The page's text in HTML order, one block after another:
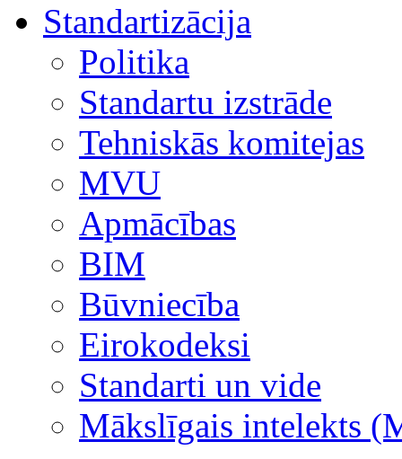
Standartizācija
Politika
Standartu izstrāde
Tehniskās komitejas
MVU
Apmācības
BIM
Būvniecība
Eirokodeksi
Standarti un vide
Mākslīgais intelekts